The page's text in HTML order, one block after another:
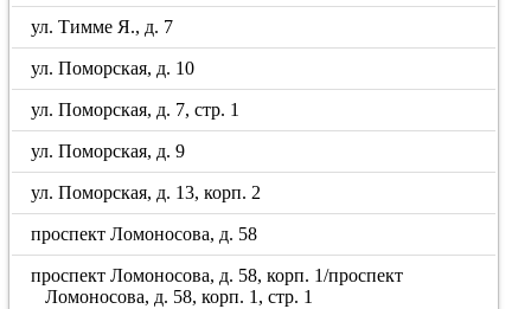
ул. Тимме Я., д. 7
ул. Поморская, д. 10
ул. Поморская, д. 7, стр. 1
ул. Поморская, д. 9
ул. Поморская, д. 13, корп. 2
проспект Ломоносова, д. 58
проспект Ломоносова, д. 58, корп. 1/проспект
Ломоносова, д. 58, корп. 1, стр. 1